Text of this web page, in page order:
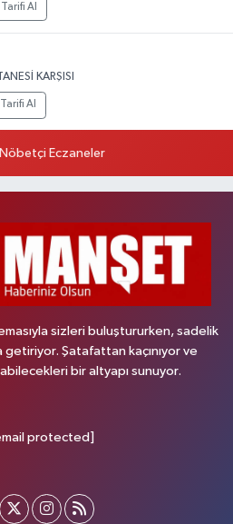
Al
KARŞISI
Tarifi Al
Eczaneler
sizleri buluştururken, sadelik
Şatafattan kaçınıyor ve
bir altyapı sunuyor.
protected]